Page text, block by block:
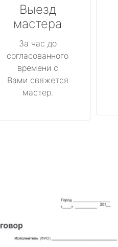
Выезд
мастера
За час до
согласованного
времени с
Вами свяжется
мастер.